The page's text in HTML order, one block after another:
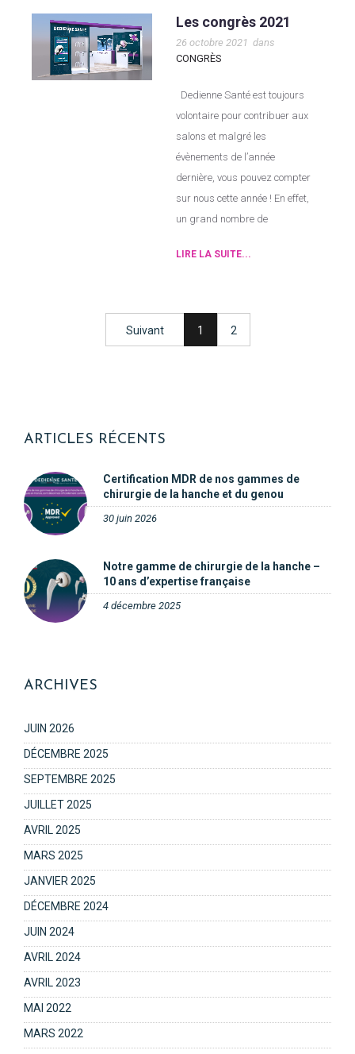
Les congrès 2021
26 octobre 2021 dans
CONGRÈS
Dedienne Santé est toujours
volontaire pour contribuer aux
salons et malgré les
évènements de l’année
dernière, vous pouvez compter
sur nous cette année ! En effet,
un grand nombre de
LIRE LA SUITE...
Suivant 1 2
ARTICLES RÉCENTS
Certification MDR de nos gammes de
chirurgie de la hanche et du genou
30 juin 2026
Notre gamme de chirurgie de la hanche –
10 ans d’expertise française
4 décembre 2025
ARCHIVES
JUIN 2026
DÉCEMBRE 2025
SEPTEMBRE 2025
JUILLET 2025
AVRIL 2025
MARS 2025
JANVIER 2025
DÉCEMBRE 2024
JUIN 2024
AVRIL 2024
AVRIL 2023
MAI 2022
MARS 2022